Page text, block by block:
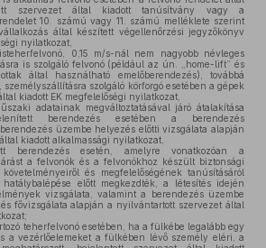
szervezet által kiadott tanúsítvány vagy a
10. számú vagy 11. számú melléklete szerint
által készített végellenőrzési jegyzőkönyv
nyilatkozat,
0,15 m/s-nál nem nagyobb névleges
is szolgáló felvonó (például az ún. „home-lift” és
által használható emelőberendezés), továbbá
személyszállításra szolgáló körforgó esetében a gépek
kiadott EK megfelelőségi nyilatkozat,
adatainak megváltoztatásával járó átalakítása
berendezés esetében a berendezés
üzembe helyezés előtti vizsgálata alapján
kiadott alkalmassági nyilatkozat,
berendezés esetén, amelyre vonatkozóan a
a felvonók és a felvonókhoz készült biztonsági
és megfelelőségének tanúsításáról
előtt megkezdték, a létesítés idején
vizsgálata, valamint a berendezés üzembe
fővizsgálata alapján a nyilvántartott szervezet által
teherfelvonó esetében, ha a fülkébe legalább egy
a vezérlőelemeket a fülkében lévő személy eléri, a